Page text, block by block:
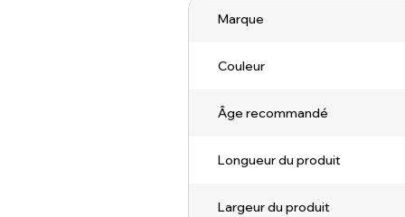
Marque
Couleur
Âge recommandé
Longueur du produit
Largeur du produit